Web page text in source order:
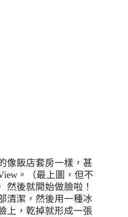
像飯店套房一樣，甚
。（最上圖，但不
然後就開始做臉啦！
清潔，然後用一種冰
上，乾掉就形成一張